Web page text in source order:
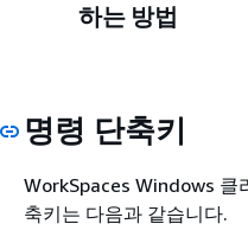
하는 방법
명령 단축키
WorkSpaces Windows 클
축키는 다음과 같습니다.